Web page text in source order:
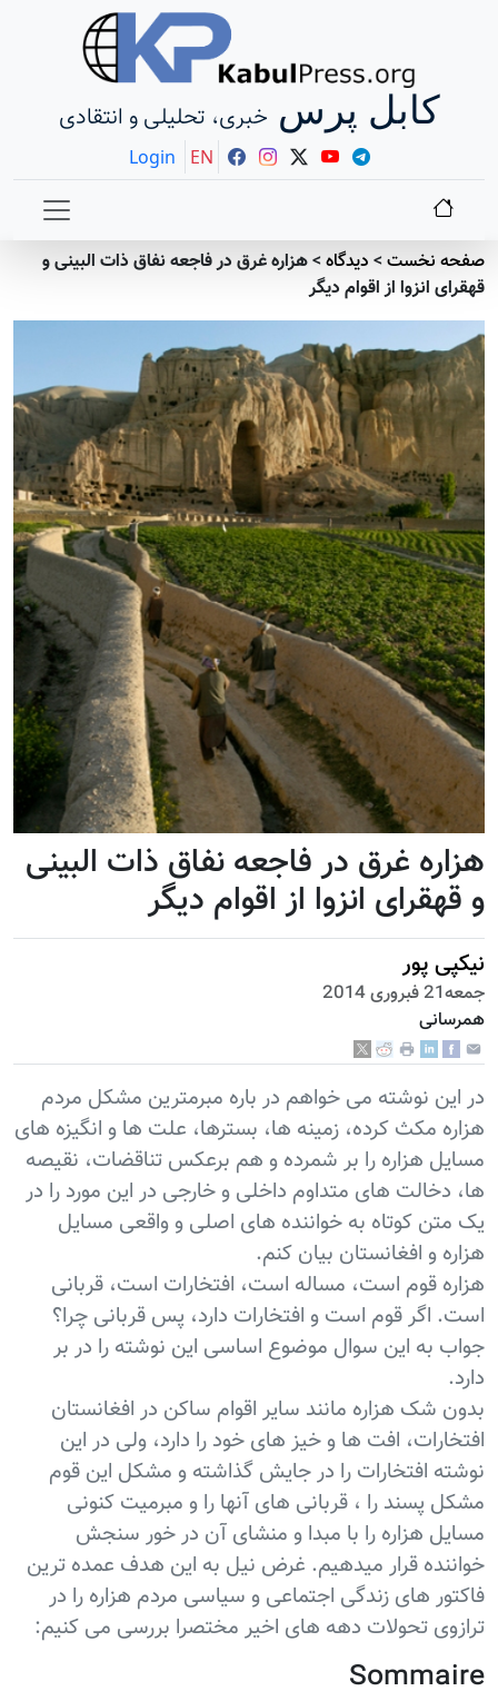
کابل پرس خبری، تحلیلی و انتقادی
Login EN
صفحه نخست> دیدگاه>هزاره غرق در فاجعه نفاق ذات البینی و
قهقرای انزوا از اقوام دیگر
هزاره غرق در فاجعه نفاق ذات البینی
و قهقرای انزوا از اقوام دیگر
نیکپی پور
جمعه21 فبروری 2014
همرسانی
در این نوشته می خواهم در باره مبرمترین مشکل مردم
هزاره مکث کرده، زمینه ها، بسترها، علت ها و انگیزه های
مسایل هزاره را بر شمرده و هم برعکس تناقضات، نقیصه
ها، دخالت های متداوم داخلی و خارجی در این مورد را در
یک متن کوتاه به خواننده های اصلی و واقعی مسایل
هزاره و افغانستان بیان کنم.
هزاره قوم است، مساله است، افتخارات است، قربانی
است. اگر قوم است و افتخارات دارد، پس قربانی چرا؟
جواب به این سوال موضوع اساسی این نوشته را در بر
دارد.
بدون شک هزاره مانند سایر اقوام ساکن در افغانستان
افتخارات، افت ها و خیز های خود را دارد، ولی در این
نوشته افتخارات را در جایش گذاشته و مشکل این قوم
مشکل پسند را ، قربانی های آنها را و مبرمیت کنونی
مسایل هزاره را با مبدا و منشای آن در خور سنجش
خواننده قرار میدهیم. غرض نیل به این هدف عمده ترین
فاکتور های زندگی اجتماعی و سیاسی مردم هزاره را در
ترازوی تحولات دهه های اخیر مختصرا بررسی می کنیم:
Sommaire